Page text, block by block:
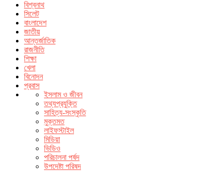
বিশ্বনাথ
সিলেট
বাংলাদেশ
জাতীয়
আন্তর্জাতিক
রাজনীতি
শিক্ষা
খেলা
বিনোদন
প্রবাস
ইসলাম ও জীবন
তথ্যপ্রযুক্তি
সাহিত্য-সংস্কৃতি
মুক্তমত
লাইফস্টাইল
মিডিয়া
ভিডিও
পরিচালনা পর্ষদ
উপদেষ্টা পরিষদ